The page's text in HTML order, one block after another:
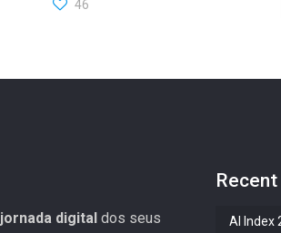
46
jornada digital dos seus
AI Index